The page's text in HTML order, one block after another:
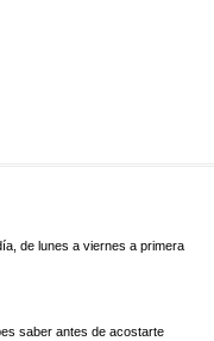
de lunes a viernes a primera
saber antes de acostarte